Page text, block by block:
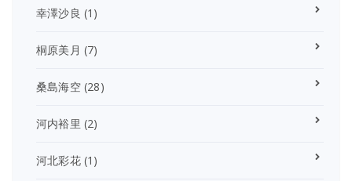
幸澤沙良 (1)
桐原美月 (7)
桑島海空(28)
河内裕里 (2)
河北彩花(1)